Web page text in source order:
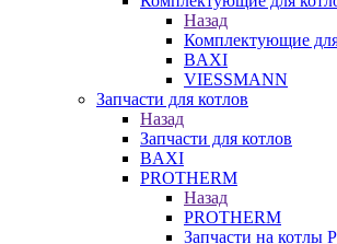
Назад
Комплектующие
BAXI
VIESSMANN
Запчасти для котлов
Назад
Запчасти для котлов
BAXI
PROTHERM
Назад
PROTHERM
Запчасти на котлы